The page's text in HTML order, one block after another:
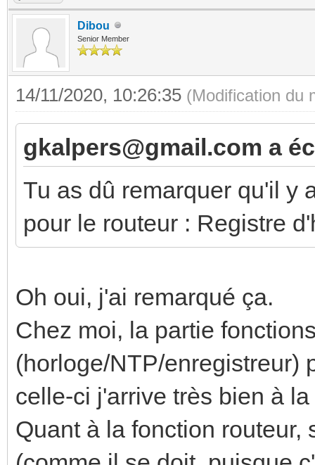
Dibou
Senior Member
14/11/2020, 10:26:35 (Modification du
gkalpers@gmail.com a
Tu as dû remarquer qu'il y
pour le routeur : Registre
Oh oui, j'ai remarqué ça.
Chez moi, la partie
(horloge/NTP/enregistreur)
celle-ci j'arrive très bien à
Quant à la fonction